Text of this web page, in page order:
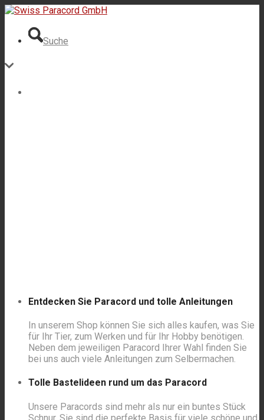
Suche
Entdecken Sie Paracord und tolle Anleitungen
In unserem Shop können Sie sich alles kaufen, was Sie
für Ihr Tier, zum Werken und für Ihr Hobby benötigen.
Neben dem jeweiligen Paracord Ihrer Wahl finden Sie
bei uns auch viele Anleitungen zum Selbermachen.
Tolle Bastelideen rund um das Paracord
Unsere Paracords sind mehr als nur ein buntes Stück